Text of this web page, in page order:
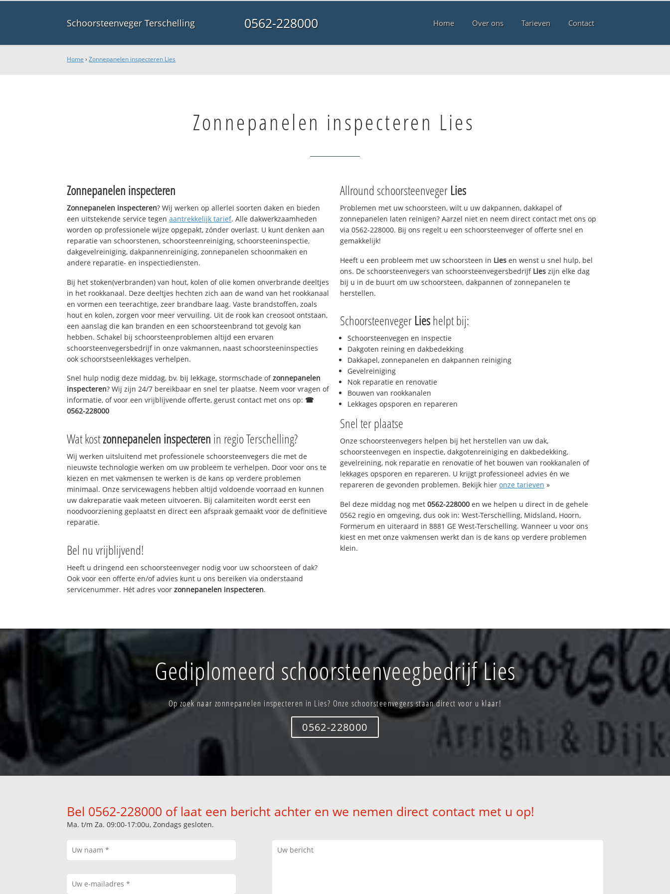
Schoorsteenveger Terschelling 0562-228000 Home Over ons Tarieven Contact
Home ›Zonnepanelen inspecteren Lies
Zonnepanelen inspecteren Lies
Zonnepanelen inspecteren
Zonnepanelen inspecteren? Wij werken op allerlei soorten daken en bieden
een uitstekende service tegenaantrekkelijk tarief. Alle dakwerkzaamheden
worden op professionele wijze opgepakt, zónder overlast. U kunt denken aan
reparatie van schoorstenen, schoorsteenreiniging, schoorsteeninspectie,
dakgevelreiniging, dakpannenreiniging, zonnepanelen schoonmaken en
andere reparatie- en inspectiediensten.
Bij het stoken(verbranden) van hout, kolen of olie komen onverbrande deeltjes
in het rookkanaal. Deze deeltjes hechten zich aan de wand van het rookkanaal
en vormen een teerachtige, zeer brandbare laag. Vaste brandstoffen, zoals
hout en kolen, zorgen voor meer vervuiling. Uit de rook kan creosoot ontstaan,
een aanslag die kan branden en een schoorsteenbrand tot gevolg kan
hebben. Schakel bij schoorsteenproblemen altijd een ervaren
schoorsteenvegersbedrijf in onze vakmannen, naast schoorsteeninspecties
ook schoorstseenlekkages verhelpen.
Snel hulp nodig deze middag, bv. bij lekkage, stormschade ofzonnepanelen
inspecteren? Wij zijn 24/7 bereikbaar en snel ter plaatse. Neem voor vragen of
informatie, of voor een vrijblijvende offerte, gerust contact met ons op: ☎
0562-228000
Wat kostzonnepanelen inspecteren in regio Terschelling?
Wij werken uitsluitend met professionele schoorsteenvegers die met de
nieuwste technologie werken om uw probleem te verhelpen. Door voor ons te
kiezen en met vakmensen te werken is de kans op verdere problemen
minimaal. Onze servicewagens hebben altijd voldoende voorraad en kunnen
uw dakreparatie vaak meteen uitvoeren. Bij calamiteiten wordt eerst een
noodvoorziening geplaatst en direct een afspraak gemaakt voor de definitieve
reparatie.
Bel nu vrijblijvend!
Heeft u dringend een schoorsteenveger nodig voor uw schoorsteen of dak?
Ook voor een offerte en/of advies kunt u ons bereiken via onderstaand
servicenummer. Hét adres voorzonnepanelen inspecteren.
Allround schoorsteenveger Lies
Problemen met uw schoorsteen, wilt u uw dakpannen, dakkapel of
zonnepanelen laten reinigen? Aarzel niet en neem direct contact met ons op
via 0562-228000. Bij ons regelt u een schoorsteenveger of offerte snel en
gemakkelijk!
Heeft u een probleem met uw schoorsteen in Lies en wenst u snel hulp, bel
ons. De schoorsteenvegers van schoorsteenvegersbedrijf Lies zijn elke dag
bij u in de buurt om uw schoorsteen, dakpannen of zonnepanelen te
herstellen.
Schoorsteenveger Lieshelpt bij:
Schoorsteenvegen en inspectie
Dakgoten reining en dakbedekking
Dakkapel, zonnepanelen en dakpannen reiniging
Gevelreiniging
Nok reparatie en renovatie
Bouwen van rookkanalen
Lekkages opsporen en repareren
Snel ter plaatse
Onze schoorsteenvegers helpen bij het herstellen van uw dak,
schoorsteenvegen en inspectie, dakgotenreiniging en dakbedekking,
gevelreining, nok reparatie en renovatie of het bouwen van rookkanalen of
lekkages opsporen en repareren. U krijgt professioneel advies én we
repareren de gevonden problemen. Bekijk hier onze tarieven »
Bel deze middag nog met 0562-228000 en we helpen u direct in de gehele
0562 regio en omgeving, dus ook in: West-Terschelling, Midsland, Hoorn,
Formerum en uiteraard in 8881 GE West-Terschelling. Wanneer u voor ons
kiest en met onze vakmensen werkt dan is de kans op verdere problemen
klein.
Gediplomeerd schoorsteenveegbedrijf Lies
Op zoek naar zonnepanelen inspecteren in Lies? Onze schoorsteenvegers staan direct voor u klaar!
0562-228000
Bel 0562-228000 of laat een bericht achter en we nemen direct contact met u op!
Ma. t/m Za. 09:00-17:00u, Zondags gesloten.